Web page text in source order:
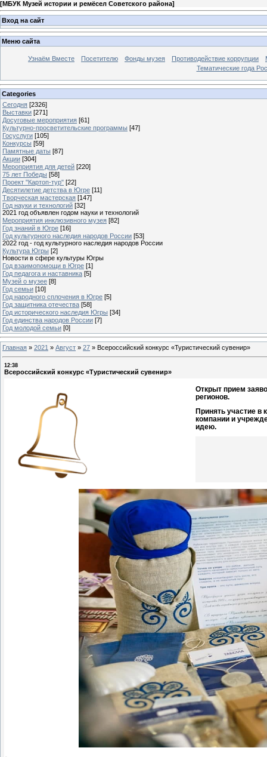
[МБУК Музей истории и ремёсел Советского района]
Вход на сайт
Меню сайта
Узнаём Вместе Посетителю Фонды музея Противодействие коррупции
Тематические года
Categories
Сегодня [2326]
Выставки [271]
Досуговые мероприятия [61]
Культурно-просветительские программы [47]
Госуслуги [105]
Конкурсы [59]
Памятные даты [87]
Акции [304]
Мероприятия для детей [220]
75 лет Победы [58]
Проект "Картоп-тур" [22]
Десятилетие детства в Югре [11]
Творческая мастерская [147]
Год науки и технологий [32]
2021 год объявлен годом науки и технологий
Мероприятия инклюзивного музея [82]
Год знаний в Югре [16]
Год культурного наследия народов России [53]
2022 год - год культурного наследия народов России
Культура Югры [2]
Новости в сфере культуры Югры
Год взаимопомощи в Югре [1]
Год педагога и наставника [5]
Музей о музее [8]
Год семьи [10]
Год народного сплочения в Югре [5]
Год защитника отечества [58]
Год исторического наследия Югры [34]
Год единства народов России [7]
Год молодой семьи [0]
Главная » 2021 » Август » 27 » Всероссийский конкурс «Туристический сувенир»
12:38
Всероссийский конкурс «Туристический сувенир»
Открыт прием
регионов.
Принять участие в
компании и
идею.